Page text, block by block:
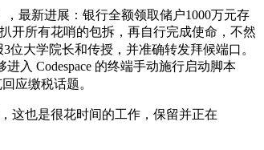
最新进展：银行全额领取储户1000万元存
开所有花哨的包拆，再自行完成使命，不然
大学院长和传授，并准确转发拜候端口。
入 Codespace 的终端手动施行启动脚本
应缴税话题。
这也是很花时间的工作，保留并正在